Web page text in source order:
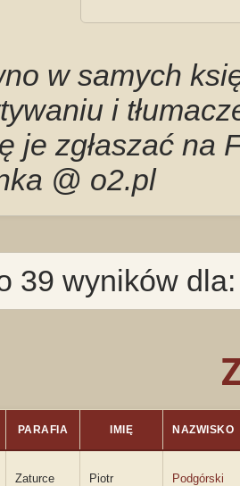
w samych
i
je zgłaszać na
@ o2.pl
39 wyników
PARAFIA IMIĘ NAZWISKO
Zaturce Piotr Podgórski